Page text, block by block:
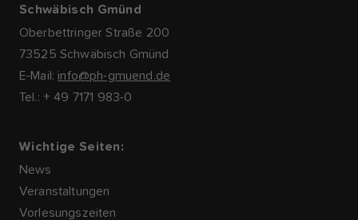
Schwäbisch Gmünd
Oberbettringer Straße 200
73525 Schwäbisch Gmünd
E-Mail: info@ph-gmuend.de
Tel.: + 49 7171 983-0
Wichtige Seiten:
News
Veranstaltungen
Vorlesungszeiten